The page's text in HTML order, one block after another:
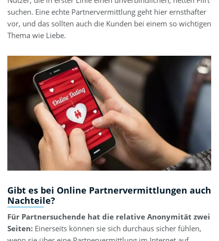
suchen. Eine echte Partnervermittlung geht hier ernsthafter
vor, und das sollten auch die Kunden bei einem so wichtigen
Thema wie Liebe.
Gibt es bei Online Partnervermittlungen auch
Nachteile?
Für Partnersuchende hat die relative Anonymität zwei
Seiten: Einerseits können sie sich durchaus sicher fühlen,